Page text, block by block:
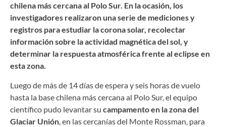
chilena más cercana al Polo Sur. En la ocasión, los
investigadores realizaron una serie de mediciones y
registros para estudiar la corona solar, recolectar
información sobre la actividad magnética del sol, y
determinar la respuesta atmosférica frente al eclipse en
esta zona.
Luego de más de 14 días de espera y seis horas de vuelo
hasta la base chilena más cercana al Polo Sur, el equipo
científico pudo levantar su campamento en la zona del
Glaciar Unión , en las cercanías del Monte Rossman, para